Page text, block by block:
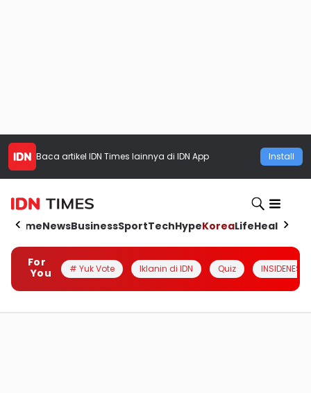
Baca artikel IDN Times lainnya di IDN App Install
HomeNewsBusinessSportTechHypeKoreaLifeHealth
For
You
# Yuk Vote Iklanin di IDN Quiz INSIDENESIA